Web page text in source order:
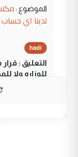
الموضوع :
لدينا اي
hadi
التعليق :
للوزاره ولا